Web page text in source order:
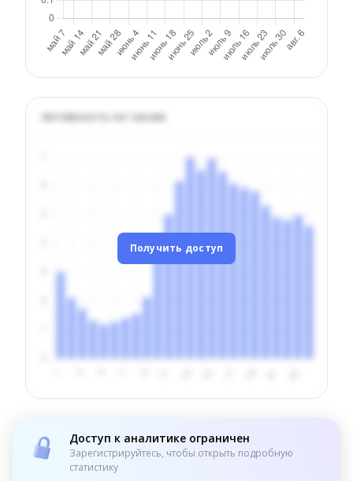
Активность по часам
Получить доступ
Доступ к аналитике ограничен
Зарегистрируйтесь, чтобы открыть подробную
статистику